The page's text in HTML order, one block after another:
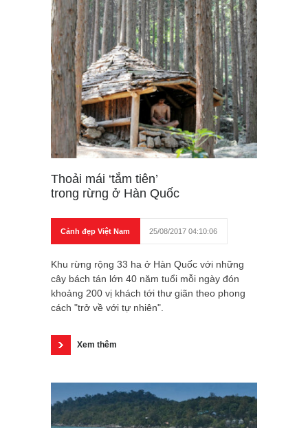
Thoải mái ‘tắm tiên’
trong rừng ở Hàn Quốc
Cảnh đẹp Việt Nam 25/08/2017 04:10:06
Khu rừng rộng 33 ha ở Hàn Quốc với những
cây bách tán lớn 40 năm tuổi mỗi ngày đón
khoảng 200 vị khách tới thư giãn theo phong
cách "trở về với tự nhiên".
Xem thêm